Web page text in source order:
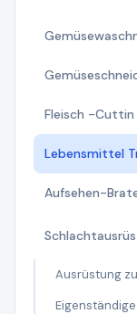
Fleisch -Cuttin
Lebensmittel
Aufsehen-
Ausrüstung